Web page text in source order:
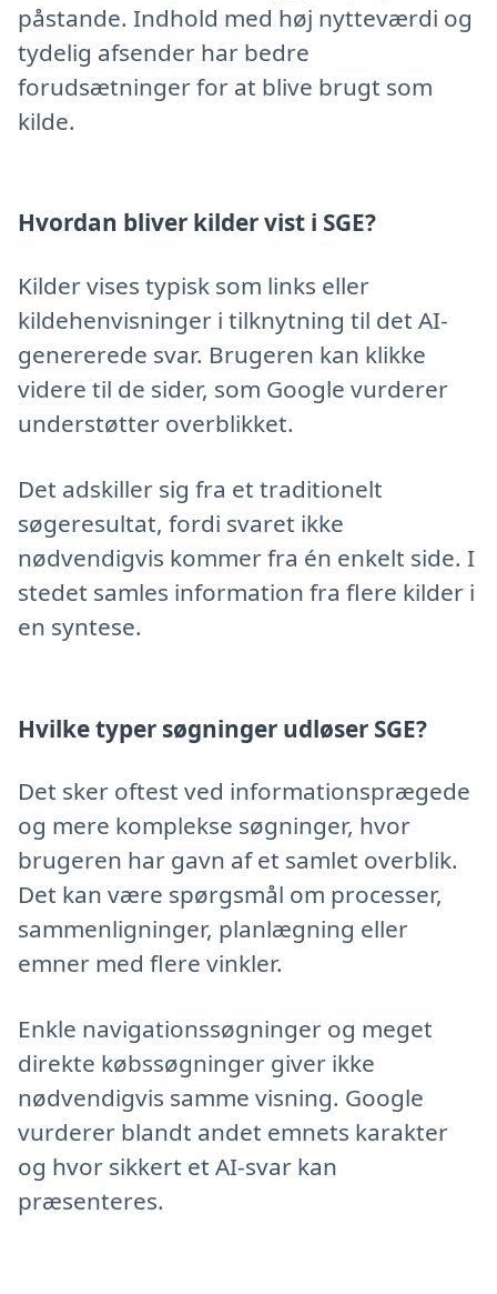
påstande. Indhold med høj nytteværdi og
tydelig afsender har bedre
forudsætninger for at blive brugt som
kilde.
Hvordan bliver kilder vist i SGE?
Kilder vises typisk som links eller
kildehenvisninger i tilknytning til det AI-
genererede svar. Brugeren kan klikke
videre til de sider, som Google vurderer
understøtter overblikket.
Det adskiller sig fra et traditionelt
søgeresultat, fordi svaret ikke
nødvendigvis kommer fra én enkelt side. I
stedet samles information fra flere kilder i
en syntese.
Hvilke typer søgninger udløser SGE?
Det sker oftest ved informationsprægede
og mere komplekse søgninger, hvor
brugeren har gavn af et samlet overblik.
Det kan være spørgsmål om processer,
sammenligninger, planlægning eller
emner med flere vinkler.
Enkle navigationssøgninger og meget
direkte købssøgninger giver ikke
nødvendigvis samme visning. Google
vurderer blandt andet emnets karakter
og hvor sikkert et AI-svar kan
præsenteres.